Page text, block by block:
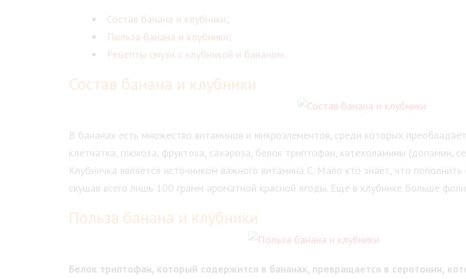
Состав банана и клубники;
Польза банана и клубники;
Рецепты смузи с клубникой и бананом.
Состав банана и клубники
В бананах есть множество витаминов и микроэлементов, среди которых
клетчатка, глюкоза, фруктоза, сахароза, белок триптофан, катехоламины (допамин,
Клубничка является источником важного витамина С. Мало кто знает, что
скушав всего лишь 100 грамм ароматной красной ягоды. Еще в клубнике больше
Польза банана и клубники
Белок триптофан, который содержится в бананах, превращается в серотонин,